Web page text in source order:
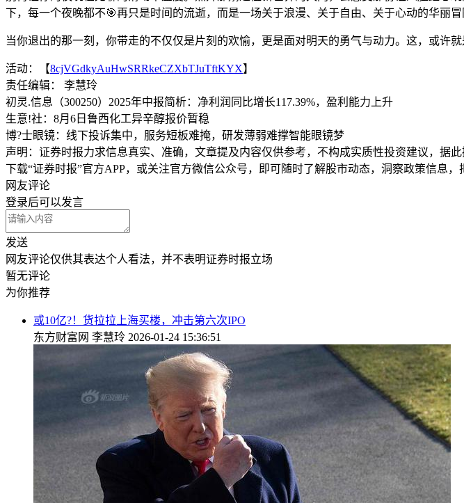
下，每一个夜晚都不🎯再只是时间的流逝，而是一场关于浪漫、关于自由、关于心动的华丽冒
当你退出的那一刻，你带走的不仅仅是片刻的欢愉，更是面对明天的勇气与动力。这，或许就
活动：【8cjVGdkyAuHwSRRkeCZXbTJuTftKYX】
责任编辑： 李慧玲
初灵.信息（300250）2025年中报简析：净利润同比增长117.39%，盈利能力上升
生意!社：8月6日鲁西化工异辛醇报价暂稳
博?士眼镜：线下投诉集中，服务短板难掩，研发薄弱难撑智能眼镜梦
声明：证券时报力求信息真实、准确，文章提及内容仅供参考，不构成实质性投资建议，据
下载“证券时报”官方APP，或关注官方微信公众号，即可随时了解股市动态，洞察政策信息，
网友评论
登录后可以发言
发送
网友评论仅供其表达个人看法，并不表明证券时报立场
暂无评论
为你推荐
或10亿?！货拉拉上海买楼，冲击第六次IPO
东方财富网 李慧玲 2026-01-24 15:36:51